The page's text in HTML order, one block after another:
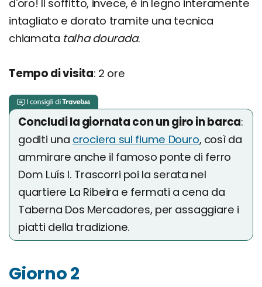
d'oro! Il soffitto, invece, è in legno interamente
intagliato e dorato tramite una tecnica
chiamata talha dourada.
Tempo di visita: 2 ore
Concludi la giornata con un giro in barca:
goditi una crociera sul fiume Douro, così da
ammirare anche il famoso ponte di ferro
Dom Luís I. Trascorri poi la serata nel
quartiere La Ribeira e fermati a cena da
Taberna Dos Mercadores, per assaggiare i
piatti della tradizione.
Giorno 2